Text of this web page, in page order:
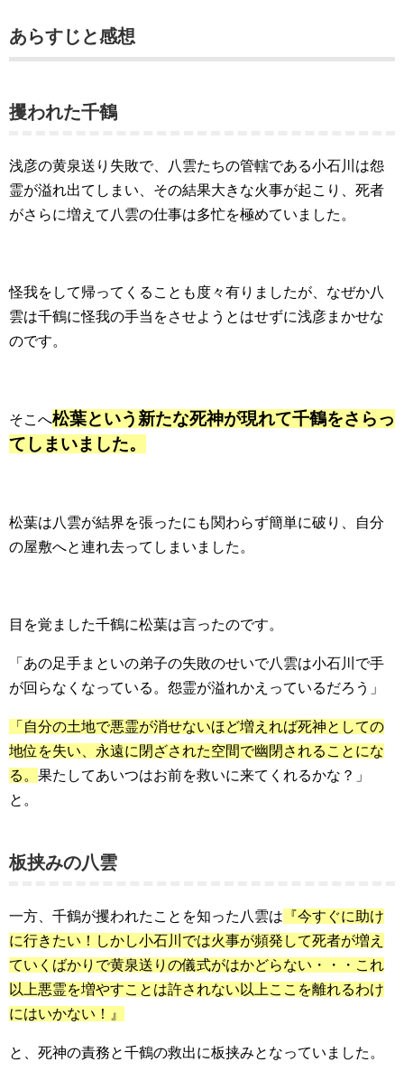
あらすじと感想
攫われた千鶴
浅彦の黄泉送り失敗で、八雲たちの管轄である小石川は怨
霊が溢れ出てしまい、その結果大きな火事が起こり、死者
がさらに増えて八雲の仕事は多忙を極めていました。
怪我をして帰ってくることも度々有りましたが、なぜか八
雲は千鶴に怪我の手当をさせようとはせずに浅彦まかせな
のです。
そこへ松葉という新たな死神が現れて千鶴をさらっ
てしまいました。
松葉は八雲が結界を張ったにも関わらず簡単に破り、自分
の屋敷へと連れ去ってしまいました。
目を覚ました千鶴に松葉は言ったのです。
「あの足手まといの弟子の失敗のせいで八雲は小石川で手
が回らなくなっている。怨霊が溢れかえっているだろう」
「自分の土地で悪霊が消せないほど増えれば死神としての
地位を失い、永遠に閉ざされた空間で幽閉されることにな
る。 果たしてあいつはお前を救いに来てくれるかな？」
と。
板挟みの八雲
一方、千鶴が攫われたことを知った八雲は 『今すぐに助け
に行きたい！しかし小石川では火事が頻発して死者が増え
ていくばかりで黄泉送りの儀式がはかどらない・・・これ
以上悪霊を増やすことは許されない以上ここを離れるわけ
にはいかない！』
と、死神の責務と千鶴の救出に板挟みとなっていました。